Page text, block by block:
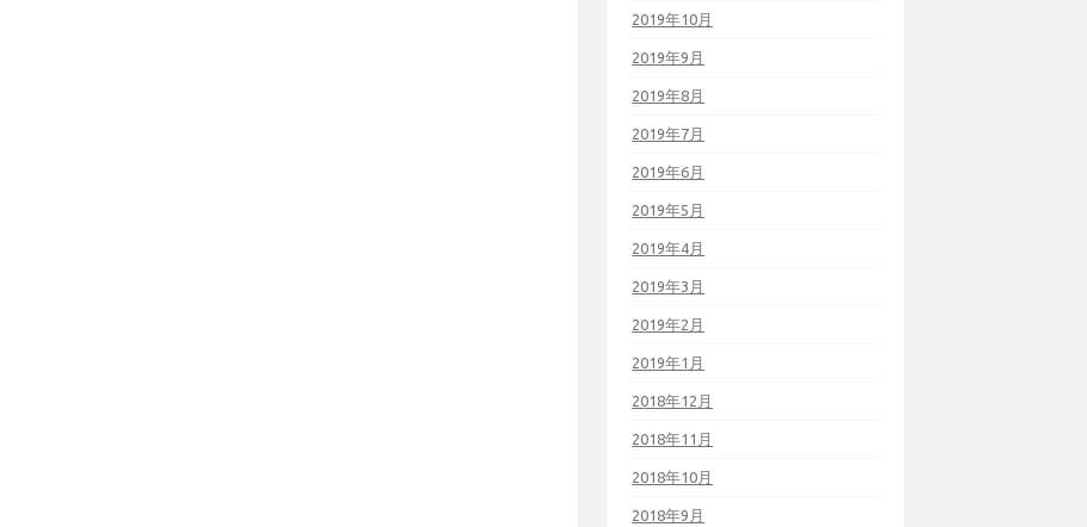
2019年10月
2019年9月
2019年8月
2019年7月
2019年6月
2019年5月
2019年4月
2019年3月
2019年2月
2019年1月
2018年12月
2018年11月
2018年10月
2018年9月